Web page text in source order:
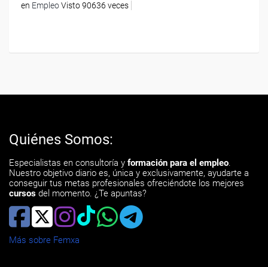
en EmpleoVisto 90636 veces
Quiénes Somos:
Especialistas en consultoría y formación para el empleo.
Nuestro objetivo diario es, única y exclusivamente, ayudarte a
conseguir tus metas profesionales ofreciéndote los mejores
cursos del momento. ¿Te apuntas?
Más sobre Femxa